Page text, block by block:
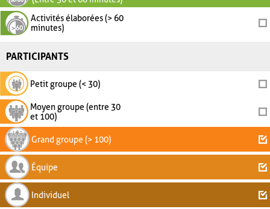
Activités élaborées (> 60
minutes)
PARTICIPANTS
Petit groupe (< 30)
Moyen groupe (entre 30
et 100)
Grand groupe (> 100)
Équipe
Individuel